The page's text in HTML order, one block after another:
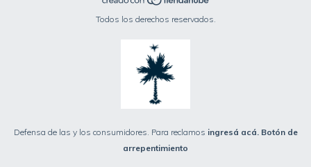
Todos los derechos reservados.
Defensa de las y los consumidores. Para reclamos ingresá acá. Botón de
arrepentimiento